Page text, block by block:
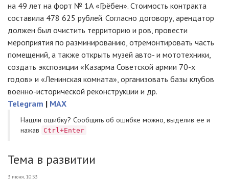
на 49 лет на форт № 1А «Грёбен». Стоимость контракта
составила 478 625 рублей. Согласно договору, арендатор
должен был очистить территорию и ров, провести
мероприятия по разминированию, отремонтировать часть
помещений, а также открыть музей авто- и мототехники,
создать экспозиции «Казарма Советской армии 70-х
годов» и «Ленинская комната», организовать базы клубов
военно-исторической реконструкции и др.
Telegram | MAX
Нашли ошибку? Cообщить об ошибке можно, выделив ее и
нажав
Ctrl+Enter
Тема в развитии
3 июня, 10:53